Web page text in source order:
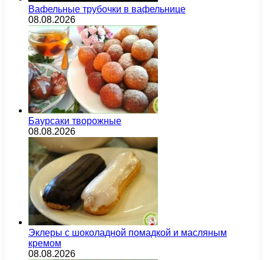
Вафельные трубочки в вафельнице
08.08.2026
Баурсаки творожные
08.08.2026
Эклеры с шоколадной помадкой и масляным
кремом
08.08.2026